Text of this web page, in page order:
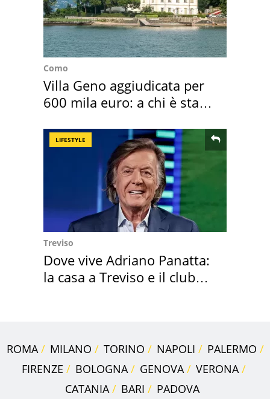
Como
Villa Geno aggiudicata per
600 mila euro: a chi è stata
LIFESTYLE
Treviso
Dove vive Adriano Panatta:
la casa a Treviso e il club
ROMA MILANO TORINO NAPOLI
PALERMO
FIRENZE
BOLOGNA GENOVA
VERONA
CATANIA
BARI PADOVA